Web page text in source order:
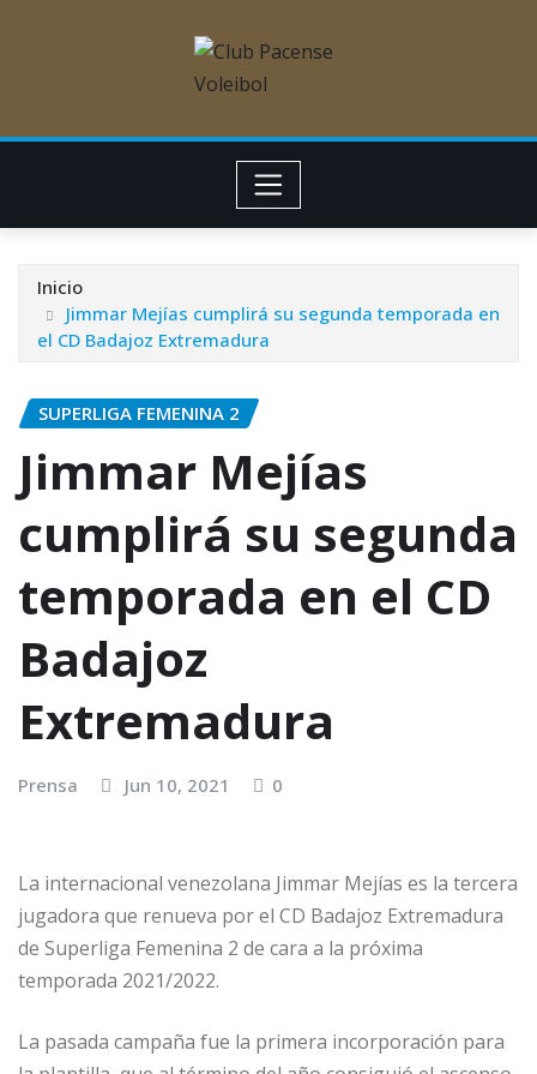
Inicio
Jimmar Mejías cumplirá su segunda temporada en
el CD Badajoz Extremadura
SUPERLIGA FEMENINA 2
Jimmar Mejías
cumplirá su segunda
temporada en el CD
Badajoz
Extremadura
Prensa Jun 10, 2021 0
La internacional venezolana Jimmar Mejías es la tercera
jugadora que renueva por el CD Badajoz Extremadura
de Superliga Femenina 2 de cara a la próxima
temporada 2021/2022.
La pasada campaña fue la primera incorporación para